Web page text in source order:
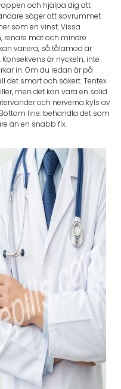
och hjälpa dig att
säger att sovrummet
som en vinst. Vissa
renare mat och mindre
variera, så tålamod är
är nyckeln, inte
in. Om du redan är på
det smart och säkert. Tentex
men det kan vara en solid
och nerverna kyls av
line: behandla det som
än en snabb fix.